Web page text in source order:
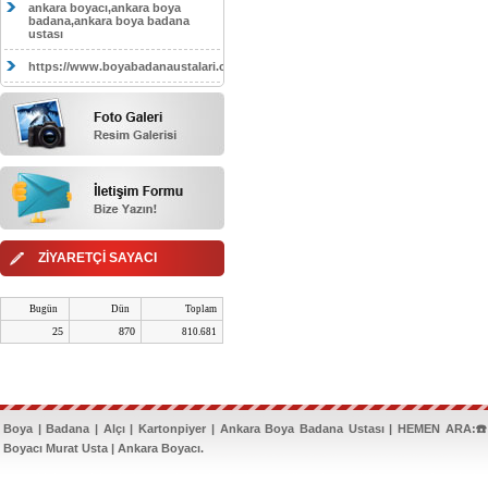
ankara boyacı,ankara boya
badana,ankara boya badana
ustası
https://www.boyabadanaustalari.com/
ZİYARETÇİ SAYACI
Bugün Dün Toplam
25 870 810.681
Boya | Badana | Alçı | Kartonpiyer | Ankara Boya Badana Ustası | HEMEN
Boyacı Murat Usta | Ankara Boyacı.